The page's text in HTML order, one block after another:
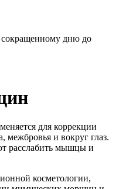
дню до
для коррекции
и вокруг глаз.
расслабить мышцы и
косметологии,